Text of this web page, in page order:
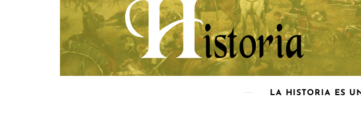
LA HISTORIA ES